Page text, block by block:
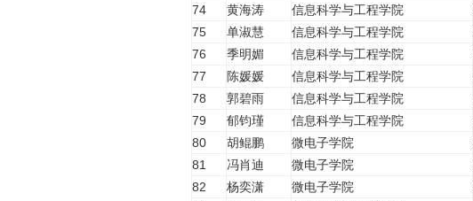
74
黄海涛 信息科学与工程学院
75
单淑慧 信息科学与工程学院
76
季明媚 信息科学与工程学院
77
陈媛媛 信息科学与工程学院
78
郭碧雨 信息科学与工程学院
79
郁钧瑾 信息科学与工程学院
80
胡鲲鹏 微电子学院
81
冯肖迪 微电子学院
82
杨奕潇 微电子学院